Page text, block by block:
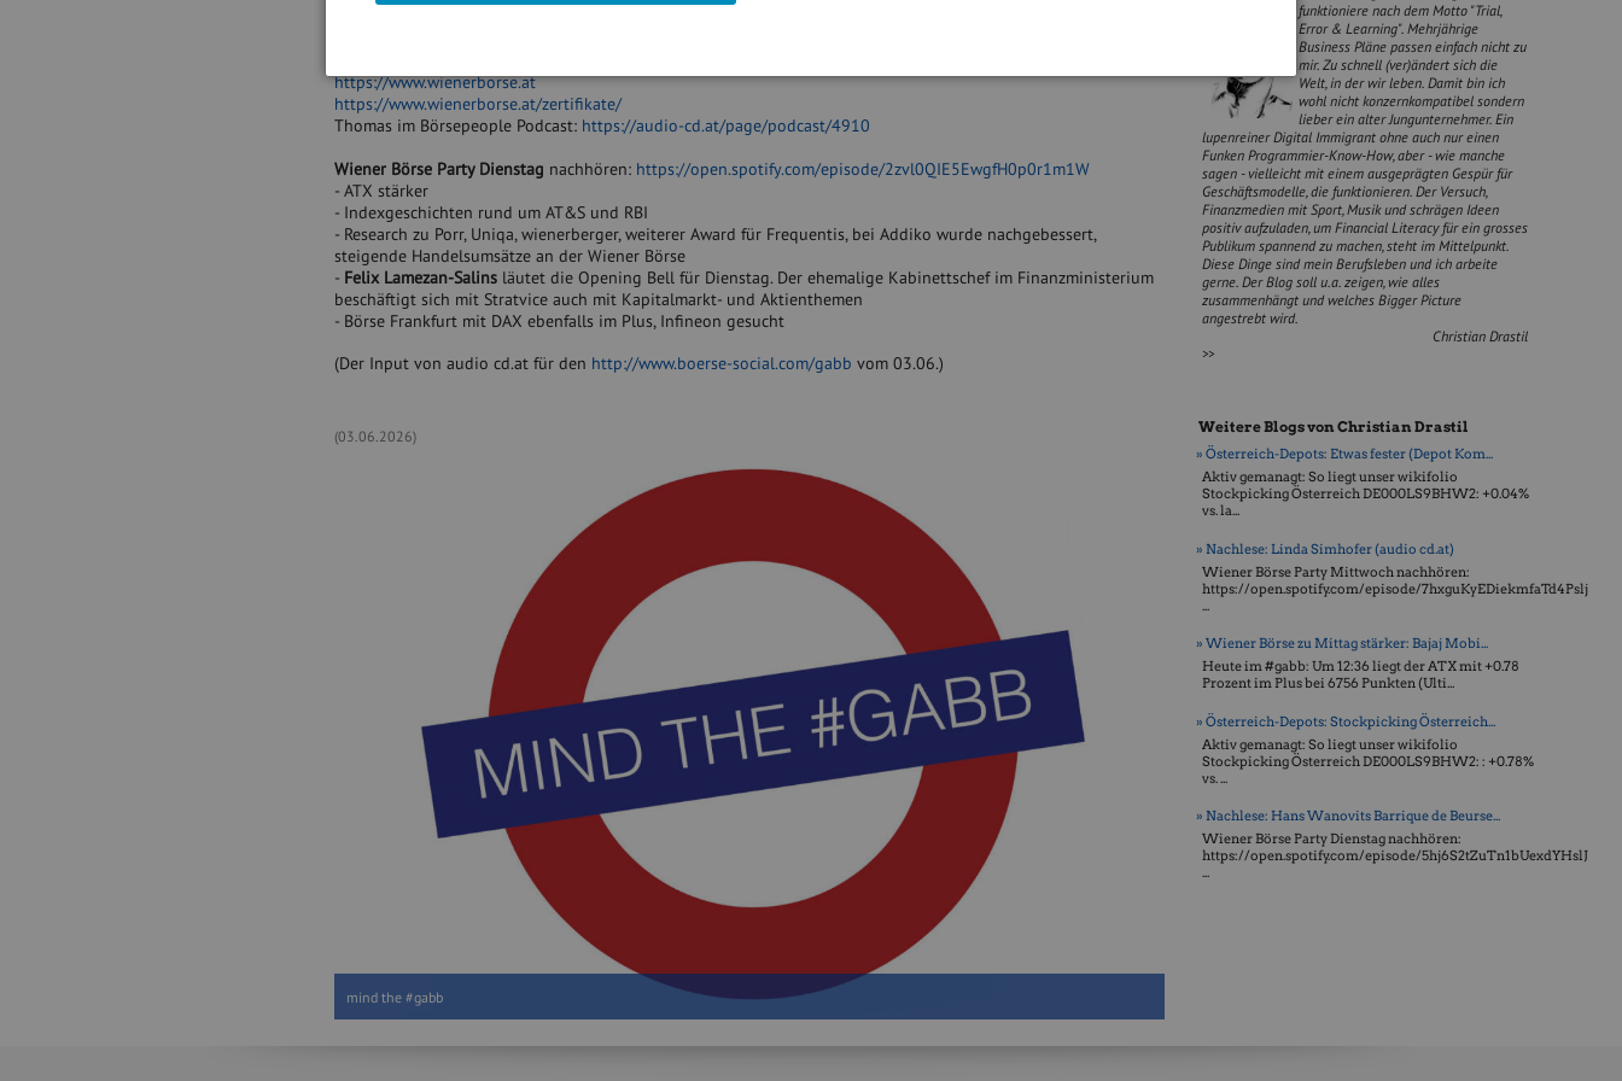
https://www.wienerborse.at
https://www.wienerborse.at/zertifikate/
Thomas im Börsepeople Podcast: https://audio-cd.at/page/podcast/4910
Wiener Börse Party Dienstag nachhören: https://open.spotify.com/episode/2zvl0QIE5EwgfH0p0r1m1W
- ATX stärker
- Indexgeschichten rund um AT&S und RBI
- Research zu Porr, Uniqa, wienerberger, weiterer Award für Frequentis, bei Addiko wurde nachgebessert,
steigende Handelsumsätze an der Wiener Börse
- Felix Lamezan-Salinsläutet die Opening Bell für Dienstag. Der ehemalige Kabinettschef im Finanzministerium
beschäftigt sich mit Stratvice auch mit Kapitalmarkt- und Aktienthemen
- Börse Frankfurt mit DAX ebenfalls im Plus, Infineon gesucht
(Der Input von audio cd.at für den http://www.boerse-social.com/gabb vom 03.06.)
(03.06.2026)
mind the #gabb
funktioniere nach dem Motto "Trial,
Error & Learning". Mehrjährige
Business Pläne passen einfach nicht zu
mir. Zu schnell (ver)ändert sich die
Welt, in der wir leben. Damit bin ich
wohl nicht konzernkompatibel sondern
lieber ein alter Jungunternehmer. Ein
lupenreiner Digital Immigrant ohne auch nur einen
Funken Programmier-Know-How, aber - wie manche
sagen - vielleicht mit einem ausgeprägten Gespür für
Geschäftsmodelle, die funktionieren. Der Versuch,
Finanzmedien mit Sport, Musik und schrägen Ideen
positiv aufzuladen, um Financial Literacy für ein grosses
Publikum spannend zu machen, steht im Mittelpunkt.
Diese Dinge sind mein Berufsleben und ich arbeite
gerne. Der Blog soll u.a. zeigen, wie alles
zusammenhängt und welches Bigger Picture
angestrebt wird.
Christian Drastil
>>
Weitere Blogs von Christian Drastil
» Österreich-Depots: Etwas fester (Depot Kom...
Aktiv gemanagt: So liegt unser wikifolio
Stockpicking Öster­reich DE000LS9BHW2: +0.04%
vs. la...
» Nachlese: Linda Simhofer (audio cd.at)
Wiener Börse Party Mittwoch nachhören:
https://open.spotify.com/episode/7hxguKyEDiekmfaTd4Pslj
...
» Wiener Börse zu Mittag stärker: Bajaj Mobi...
Heute im #gabb: Um 12:36 liegt der ATX mit +0.78
Prozent im Plus bei 6756 Punkten (Ulti...
» Österreich-Depots: Stockpicking Österreich...
Aktiv gemanagt: So liegt unser wikifolio
Stockpicking Öster­reich DE000LS9BHW2: : +0.78%
vs. ...
» Nachlese: Hans Wanovits Barrique de Beurse...
Wiener Börse Party Dienstag nachhören:
https://open.spotify.com/episode/5hj6S2tZuTn1bUexdYHslJ
...